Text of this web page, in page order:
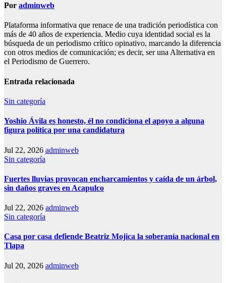
Por adminweb
Plataforma informativa que renace de una tradición periodística con
más de 40 años de experiencia. Medio cuya identidad social es la
búsqueda de un periodismo crítico opinativo, marcando la diferencia
con otros medios de comunicación; es decir, ser una Alternativa en
el Periodismo de Guerrero.
Entrada relacionada
Sin categoría
Yoshio Ávila es honesto, él no condiciona el apoyo a alguna
figura política por una candidatura
Jul 22, 2026 adminweb
Sin categoría
Fuertes lluvias provocan encharcamientos y caída de un árbol,
sin daños graves en Acapulco
Jul 22, 2026 adminweb
Sin categoría
Casa por casa defiende Beatriz Mojica la soberanía nacional en
Tlapa
Jul 20, 2026 adminweb